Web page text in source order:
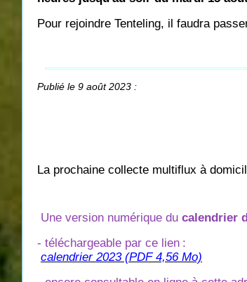
Pour rejoindre Tenteling, il faudra
Publié le 9 août 2023 :
La prochaine collecte multiflux à
Une version numérique du calendrier
- téléchargeable par ce lien :
calendrier 2023 (PDF 4,56 Mo)